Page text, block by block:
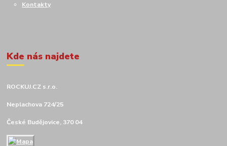
Kontakty
Kde nás najdete
ROCKUJ.CZ s.r.o.
Neplachova 724/25
České Budějovice, 370 04